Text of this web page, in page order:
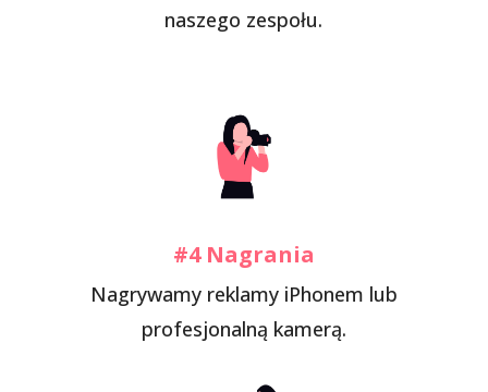
naszego zespołu.
#4 Nagrania
Nagrywamy reklamy iPhonem lub
profesjonalną kamerą.